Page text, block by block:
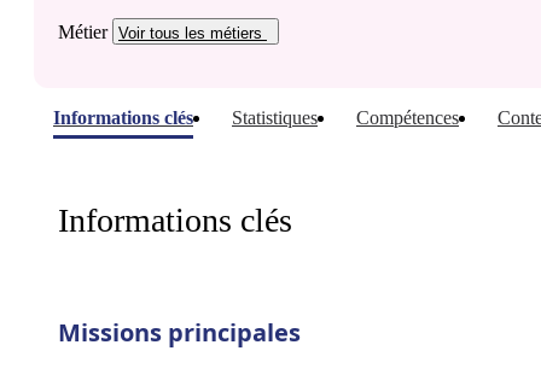
Métier Voir tous les métiers
Informations clés Statistiques Compétences
Informations clés
Missions principales